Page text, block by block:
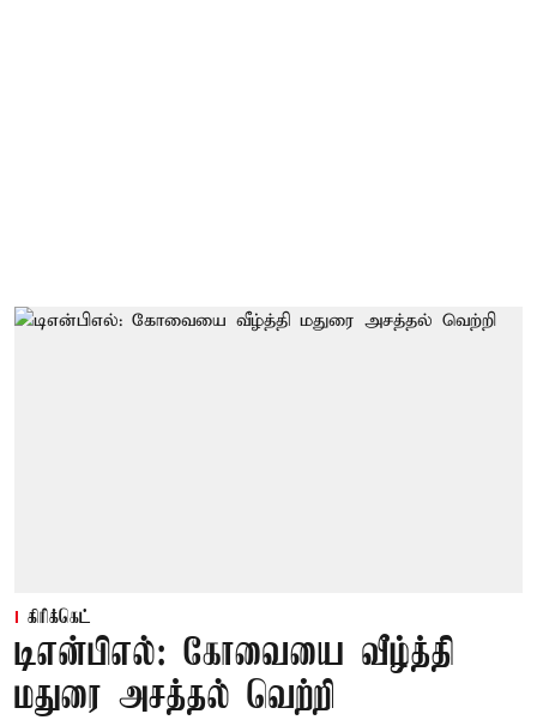
கிரிக்கெட்
டிஎன்பிஎல்: கோவையை வீழ்த்தி
மதுரை அசத்தல் வெற்றி